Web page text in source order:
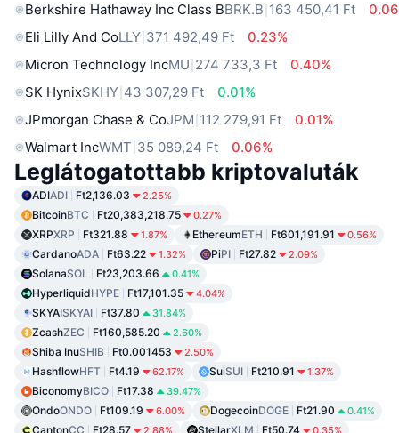
Berkshire Hathaway Inc Class BBRK.B 163 450,41 Ft
Eli Lilly And CoLLY 371 492,49 Ft
0.23%
Micron Technology IncMU 274 733,3 Ft
0.40%
SK HynixSKHY 43 307,29 Ft
0.01%
JPmorgan Chase & CoJPM 112 279,91 Ft
0.01%
Walmart IncWMT 35 089,24 Ft 0.06%
Leglátogatottabb kriptovaluták
ADIADI Ft2,136.03 2.25%
BitcoinBTC Ft20,383,218.75 0.27%
XRPXRP Ft321.88 1.87% EthereumETH Ft601,191.91 0.56%
CardanoADA Ft63.22 1.32% PiPI Ft27.82 2.09%
SolanaSOL Ft23,203.66 0.41%
HyperliquidHYPE Ft17,101.35 4.04%
SKYAISKYAI Ft37.80 31.84%
ZcashZEC Ft160,585.20 2.60%
Shiba InuSHIB Ft0.001453 2.50%
HashflowHFT Ft4.19 62.17% SuiSUI Ft210.91 1.37%
BiconomyBICO Ft17.38 39.47%
OndoONDO Ft109.19 6.00% DogecoinDOGE Ft21.90 0.41%
CantonCC Ft28.57 2.88% StellarXLM Ft50.74 0.35%